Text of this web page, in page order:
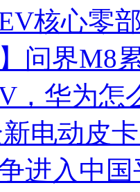
核心零
问界M8
，华为怎
电动皮
进入中